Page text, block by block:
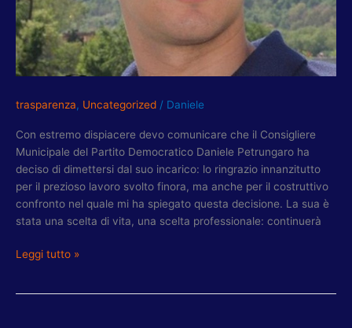
trasparenza, Uncategorized / Daniele
Con estremo dispiacere devo comunicare che il Consigliere
Municipale del Partito Democratico Daniele Petrungaro ha
deciso di dimettersi dal suo incarico: lo ringrazio innanzitutto
per il prezioso lavoro svolto finora, ma anche per il costruttivo
confronto nel quale mi ha spiegato questa decisione. La sua è
stata una scelta di vita, una scelta professionale: continuerà
Leggi tutto »